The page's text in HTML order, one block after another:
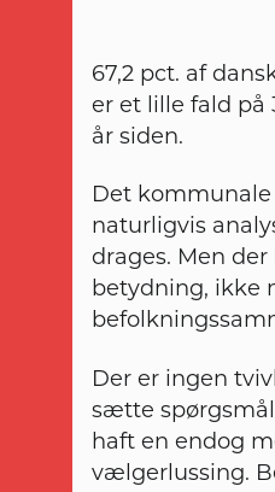
67,2 pct. af
er et lille fald
år siden.
Det
naturligvis
drages. Men
betydning, ikke
Der er ingen
sætte
haft en endog
vælgerlussing.